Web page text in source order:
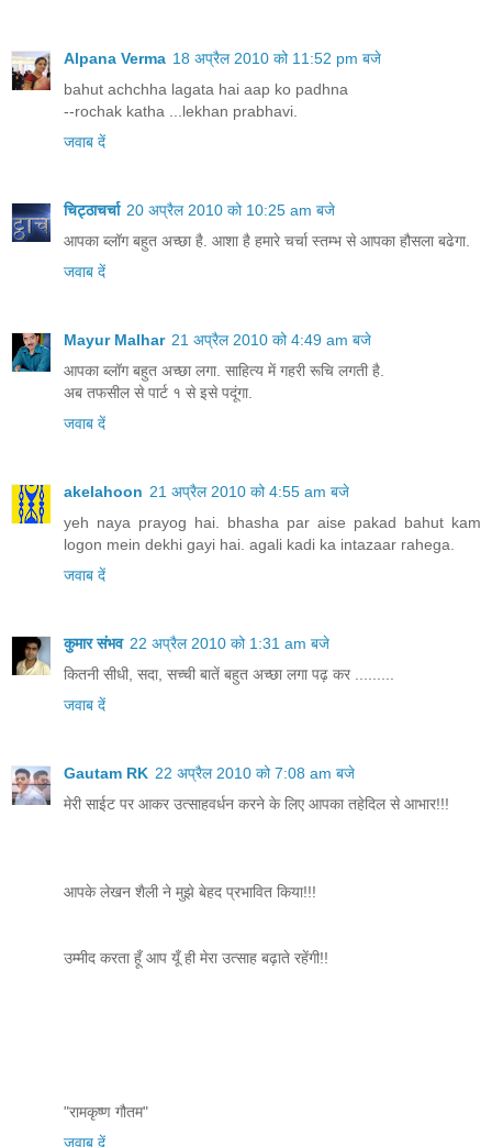
Alpana Verma 18 अप्रैल 2010 को 11:52 pm बजे
bahut achchha lagata hai aap ko padhna
--rochak katha ...lekhan prabhavi.
जवाब दें
चिट्ठाचर्चा 20 अप्रैल 2010 को 10:25 am बजे
आपका ब्लॉग बहुत अच्छा है. आशा है हमारे चर्चा स्तम्भ से आपका हौसला बढेगा.
जवाब दें
Mayur Malhar 21 अप्रैल 2010 को 4:49 am बजे
आपका ब्लॉग बहुत अच्छा लगा. साहित्य में गहरी रूचि लगती है.
अब तफसील से पार्ट १ से इसे पदूंगा.
जवाब दें
akelahoon 21 अप्रैल 2010 को 4:55 am बजे
yeh naya prayog hai. bhasha par aise pakad bahut kam
logon mein dekhi gayi hai. agali kadi ka intazaar rahega.
जवाब दें
कुमार संभव 22 अप्रैल 2010 को 1:31 am बजे
कितनी सीधी, सदा, सच्ची बातें बहुत अच्छा लगा पढ़ कर .........
जवाब दें
Gautam RK 22 अप्रैल 2010 को 7:08 am बजे
मेरी साईट पर आकर उत्साहवर्धन करने के लिए आपका तहेदिल से आभार!!!
आपके लेखन शैली ने मुझे बेहद प्रभावित किया!!!
उम्मीद करता हूँ आप यूँ ही मेरा उत्साह बढ़ाते रहेंगी!!
"रामकृष्ण गौतम"
जवाब दें